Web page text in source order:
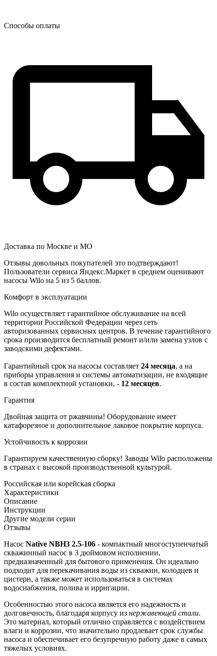
Способы оплаты
Доставка по Москве и МО
Отзывы довольных покупателей это подтверждают!
Пользователи сервиса Яндекс.Маркет в среднем оценивают
насосы Wilo на 5 из 5 баллов.
Комфорт в эксплуатации
Wilo осуществляет гарантийное обслуживание на всей
территории Российской Федерации через сеть
авторизованных сервисных центров. В течение гарантийного
срока производится бесплатный ремонт и/или замена узлов с
заводскими дефектами.
Гарантийный срок на насосы составляет 24 месяца, а на
приборы управления и системы автоматизации, не входящие
в состав комплектной установки, - 12 месяцев.
Гарантия
Двойная защита от ржавчины! Оборудование имеет
катафорезное и дополнительное лаковое покрытие корпуса.
Устойчивость к коррозии
Гарантируем качественную сборку! Заводы Wilo расположены
в странах с высокой производственной культурой.
Российская или корейская сборка
Характеристики
Описание
Инструкции
Другие модели серии
Отзывы
Насос Native NBH3 2.5-106 - компактный многоступенчатый
скважинный насос в 3 дюймовом исполнении,
предназначенный для бытового применения. Он идеально
подходит для перекачивания воды из скважин, колодцев и
цистерн, а также может использоваться в системах
водоснабжения, полива и ирригации.
Особенностью этого насоса является его надежность и
долговечность, благодаря корпусу из нержавеющей стали.
Это материал, который отлично справляется с воздействием
влаги и коррозии, что значительно продлевает срок службы
насоса и обеспечивает его безупречную работу даже в самых
тяжелых условиях.